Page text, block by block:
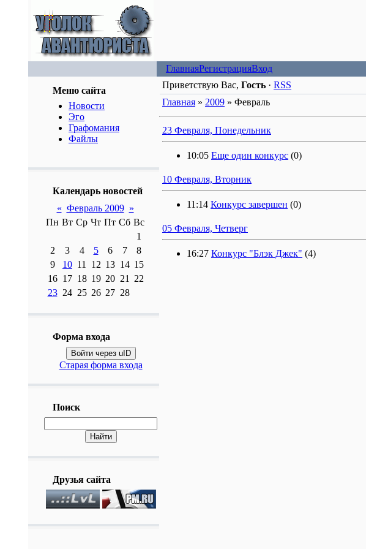
ГлавнаяРегистрацияВход
Меню сайта
Новости
Эго
Графомания
Файлы
Календарь новостей
« Февраль 2009 »
Пн Вт Ср Чт Пт Сб Вс
1
2
3 4 5 6 7
8
9
10 11 12 13 14 15
16 17 18 19 20 21
22
23 24 25 26 27 28
Форма входа
Войти через uID
Старая форма входа
Поиск
Друзья сайта
Приветствую Вас, Гость · RSS
Главная » 2009 » Февраль
23 Февраля, Понедельник
10:05 Еще один конкурс (0)
10 Февраля, Вторник
11:14 Конкурс завершен (0)
05 Февраля, Четверг
16:27 Конкурс "Блэк Джек" (4)